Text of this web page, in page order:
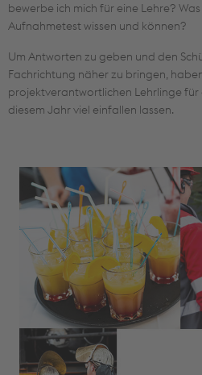
bewerbe ich mich für eine Lehre?
Aufnahmetest wissen und können?
Um Antworten zu geben und den
Fachrichtung näher zu bringen,
projektverantwortlichen Lehrlinge
diesem Jahr viel einfallen lassen.